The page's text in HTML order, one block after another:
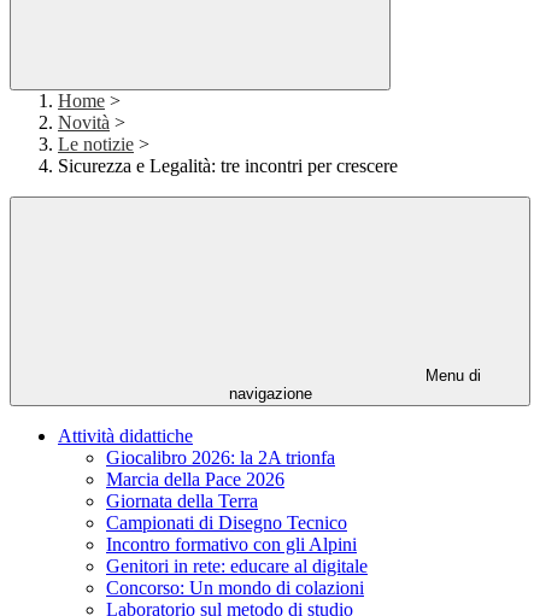
Home >
Novità >
Le notizie >
Sicurezza e Legalità: tre incontri per crescere
Menu di
navigazione
Attività didattiche
Giocalibro 2026: la 2A trionfa
Marcia della Pace 2026
Giornata della Terra
Campionati di Disegno Tecnico
Incontro formativo con gli Alpini
Genitori in rete: educare al digitale
Concorso: Un mondo di colazioni
Laboratorio sul metodo di studio